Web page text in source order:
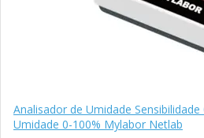
Analisador de Umidade Sensibilidade
Umidade 0-100% Mylabor Netlab